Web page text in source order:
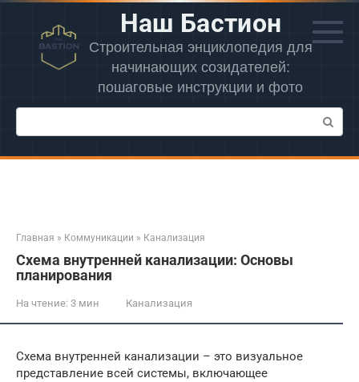
Перейти
контенту
Наш Бастион
Строительная энциклопедия для
начинающих созидателей:
пошаговые инструкции и фото
Поиск:
Главная » Коммуникации » Канализация
Схема внутренней канализации: Основы
планирования
На чтение: 3 мин Канализация
Схема внутренней канализации – это визуальное
представление всей системы, включающее